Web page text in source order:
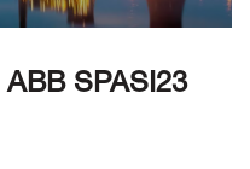
وحدة الإدخال التناظرية ABB SPASI23